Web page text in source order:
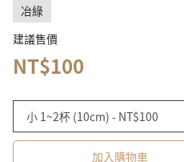
冶綠
建議售價
NT$100
加入購物車